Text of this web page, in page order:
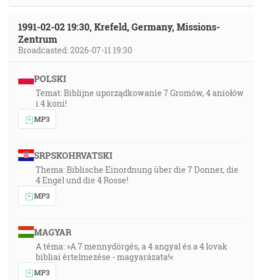
1991-02-02 19:30, Krefeld, Germany, Missions-
Zentrum
Broadcasted: 2026-07-11 19:30
POLSKI
Temat: Biblijne uporządkowanie 7 Gromów, 4 aniołów
i 4 koni!
MP3
SRPSKOHRVATSKI
Thema: Biblische Einordnung über die 7 Donner, die
4 Engel und die 4 Rosse!
MP3
MAGYAR
A téma: »A 7 mennydörgés, a 4 angyal és a 4 lovak
bibliai értelmezése - magyarázata!«
MP3